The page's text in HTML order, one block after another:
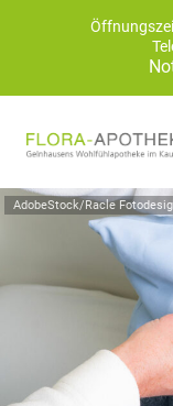
AdobeStock/Racle